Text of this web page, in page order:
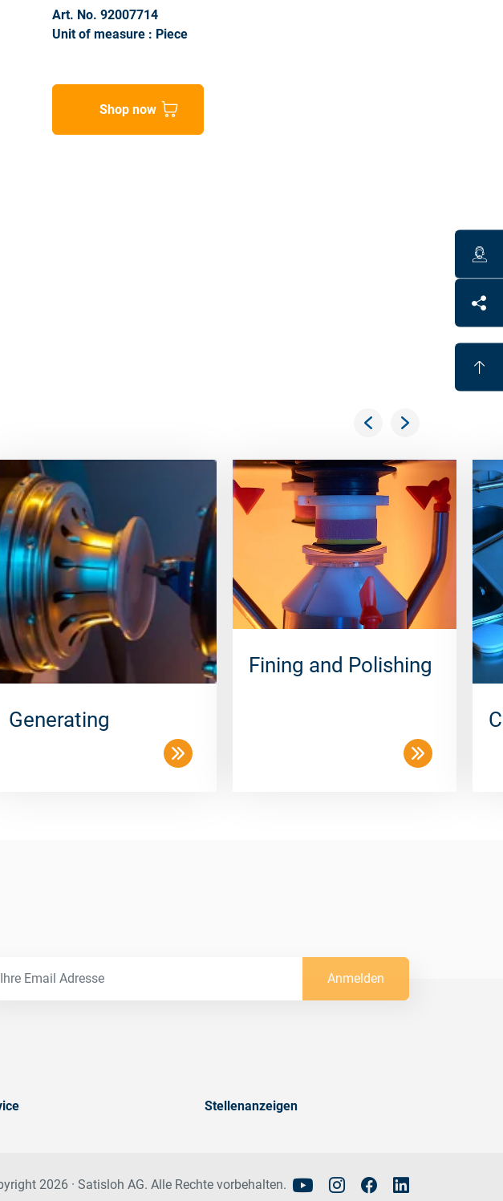
Art. No. 92007714
Unit of measure : Piece
Shop now
Generating
Fining and Polishing
Anmelden
Stellenanzeigen
2026 · Satisloh AG. Alle Rechte vorbehalten.